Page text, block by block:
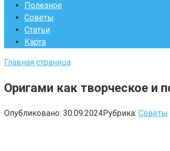
Полезное
Советы
Статьи
Карта
Главная страница
Оригами как творческое и
Опубликовано: 30.09.2024Рубрика: Советы